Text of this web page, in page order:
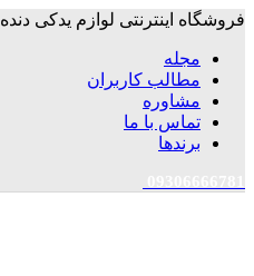
فروشگاه اینترنتی لوازم یدکی دنده 6
مجله
مطالب کاربران
مشاوره
تماس با ما
برندها